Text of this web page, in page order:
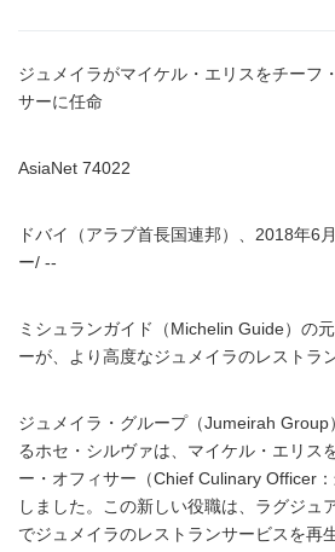
ジュメイラがマイケル・エリスをチーフ
サーに任命
AsiaNet 74022
ドバイ（アラブ首長国連邦）、2018年6
ー/ --
ミシュランガイド（Michelin Guide）の
ーが、より高度なジュメイラのレストラ
ジュメイラ・グループ（Jumeirah Group
るホセ・シルヴァは、マイケル・エリス
ー・オフィサー（Chief Culinary Officer
しました。この新しい役職は、ラグジュ
でジュメイラのレストランサービスを再